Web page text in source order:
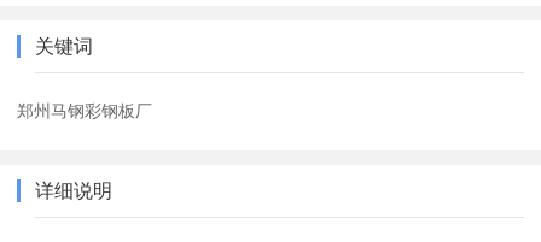
关键词
郑州马钢彩钢板厂
详细说明